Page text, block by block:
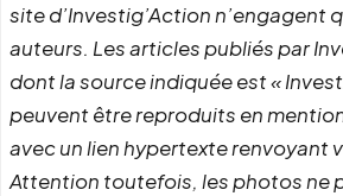
site d’Investig’Action n’engagent
auteurs. Les articles publiés par
dont la source indiquée est «
peuvent être reproduits en
avec un lien hypertexte renvoyant
Attention toutefois, les photos ne